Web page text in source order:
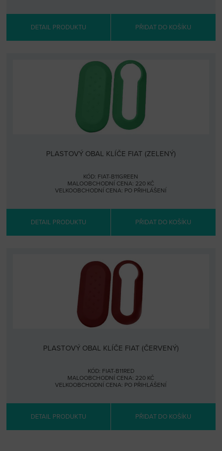
DETAIL PRODUKTU PŘIDAT DO KOŠÍKU
PLASTOVÝ OBAL KLÍČE FIAT (ZELENÝ)
KÓD: FIAT-B11GREEN
MALOOBCHODNÍ CENA: 220 KČ
VELKOOBCHODNÍ CENA: PO PŘIHLÁŠENÍ
DETAIL PRODUKTU PŘIDAT DO KOŠÍKU
PLASTOVÝ OBAL KLÍČE FIAT (ČERVENÝ)
KÓD: FIAT-B11RED
MALOOBCHODNÍ CENA: 220 KČ
VELKOOBCHODNÍ CENA: PO PŘIHLÁŠENÍ
DETAIL PRODUKTU PŘIDAT DO KOŠÍKU